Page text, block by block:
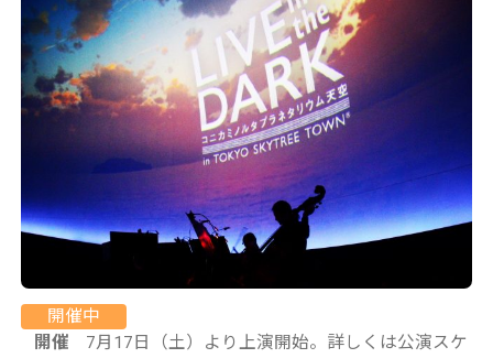
開催中
開催
7月17日（土）より上演開始。詳しくは公演スケ